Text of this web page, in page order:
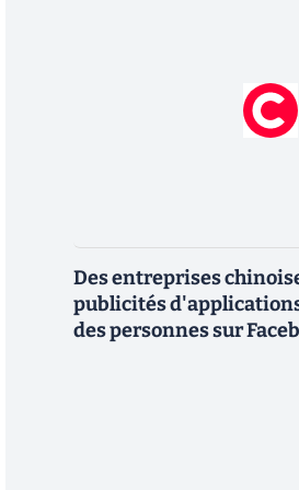
Des entreprises
publicités
des personnes sur